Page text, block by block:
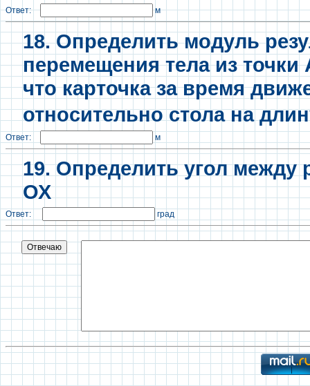
Ответ: м
18. Определить модуль
перемещения тела из
что карточка за время
относительно стола на
Ответ: м
19. Определить угол
ОХ
Ответ: град